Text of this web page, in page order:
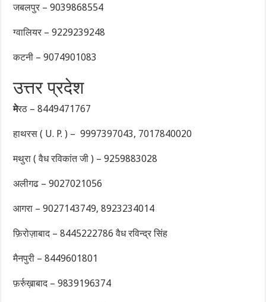
जबलपुर – 9039868554
ग्वालियर – 9229239248
कटनी – 9074901083
उत्तर प्रदेश
मेरठ – 8449471767
हाथरस ( U. P. ) – 9997397043, 7017840020
मथुरा ( वैध रविकांत जी ) – 9259883028
अलीगढ – 9027021056
आगरा – 9027143749, 8923234014
फ़िरोज़ाबाद – 8445222786 वैध रविन्द्र सिंह
मैनपुरी – 8449601801
फ़र्रुख़ाबाद – 9839196374